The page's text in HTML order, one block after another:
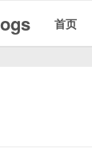
首页